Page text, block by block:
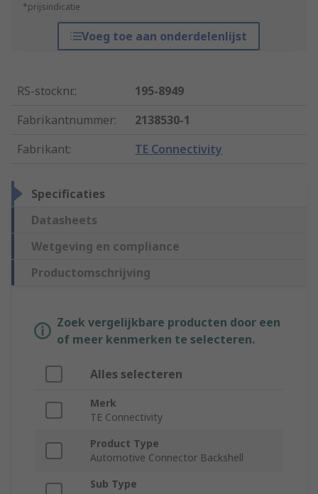
*prijsindicatie
Voeg toe aan onderdelenlijst
RS-stocknr.:
195-8949
Fabrikantnummer:
2138530-1
Fabrikant: TE Connectivity
Specificaties
Datasheets
Wetgeving en compliance
Productomschrijving
Zoek vergelijkbare producten door een
of meer kenmerken te selecteren.
Alles selecteren
Merk
TE Connectivity
Product Type
Automotive Connector Backshell
Sub Type